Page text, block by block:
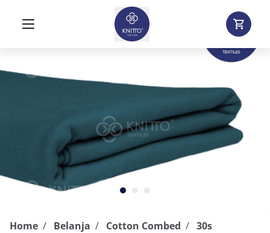
Home Belanja Cotton Combed
30s